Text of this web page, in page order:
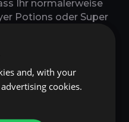
Ihr normalerweise
Potions oder Super
beim Lernen.
Rest, wenn Eure
sind.
and, with your
cookies.